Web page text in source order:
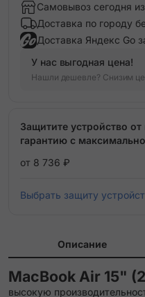
Самовывоз сегодня из
Доставка по городу
Доставка Яндекс Go
У нас выгодная цена!
Нашли дешевле? Снизим
Защитите устройство
гарантию с
от 8 736 ₽
Выбрать защиту
Описание
MacBook Air 15"
высокую